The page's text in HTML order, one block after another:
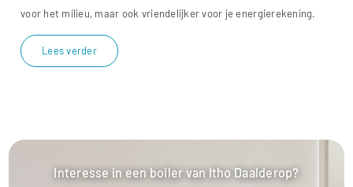
voor het milieu, maar ook vriendelijker voor je energierekening.
Lees verder
Interesse in een boiler van Itho Daalderop?